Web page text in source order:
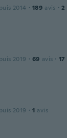
2014 · 189 avis · 2
2019 · 69 avis · 17
2019 · 1 avis